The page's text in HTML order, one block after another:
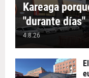
Kareaga
"durante días"
4.8.26